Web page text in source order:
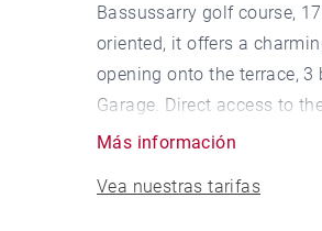
Bassussarry golf course,
oriented, it offers a
opening onto the terrace,
Garage. Direct access to
Más información
Vea nuestras tarifas